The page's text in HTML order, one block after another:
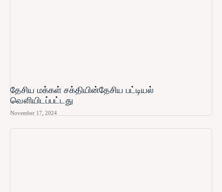
தேசிய மக்கள் சக்தியின்தேசிய பட்டியல்
வௌியிடப்பட்டது
November 17, 2024